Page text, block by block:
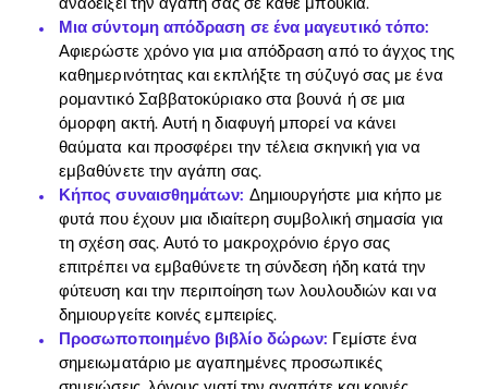
Μια σύντομη απόδραση σε ένα μαγευτικό τόπο:
Αφιερώστε χρόνο για μια απόδραση από το άγχος της
καθημερινότητας και εκπλήξτε τη σύζυγό σας με ένα
ρομαντικό Σαββατοκύριακο στα βουνά ή σε μια
όμορφη ακτή. Αυτή η διαφυγή μπορεί να κάνει
θαύματα και προσφέρει την τέλεια σκηνική για να
εμβαθύνετε την αγάπη σας.
Κήπος συναισθημάτων: Δημιουργήστε μια κήπο με
φυτά που έχουν μια ιδιαίτερη συμβολική σημασία για
τη σχέση σας. Αυτό το μακροχρόνιο έργο σας
επιτρέπει να εμβαθύνετε τη σύνδεση ήδη κατά την
φύτευση και την περιποίηση των λουλουδιών και να
δημιουργείτε κοινές εμπειρίες.
Προσωποποιημένο βιβλίο δώρων: Γεμίστε ένα
σημειωματάριο με αγαπημένες προσωπικές